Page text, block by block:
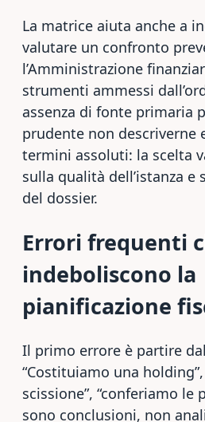
La matrice aiuta anche a
valutare un confronto
l’Amministrazione
strumenti ammessi
assenza di fonte primaria
prudente non descriverne
termini assoluti: la scelta
sulla qualità dell’istanza e
del dossier.
Errori frequenti
indeboliscono la
pianificazione
Il primo errore è partire
“Costituiamo una
scissione”, “conferiamo le
sono conclusioni, non